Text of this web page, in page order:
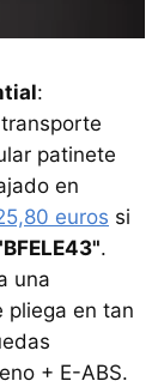
:
patinete
en
euros si
.
una
pliega en tan
+ E-ABS.